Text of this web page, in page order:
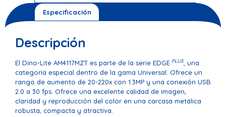
Especificación
Descripción
El Dino-Lite AM4117MZT es parte de la serie EDGE PLUS, una
categoría especial dentro de la gama Universal. Ofrece un
rango de aumento de 20-220x con 1.3MP y una conexión USB
2.0 a 30 fps. Ofrece una excelente calidad de imagen,
claridad y reproducción del color en una carcasa metálica
robusta, compacta y atractiva.